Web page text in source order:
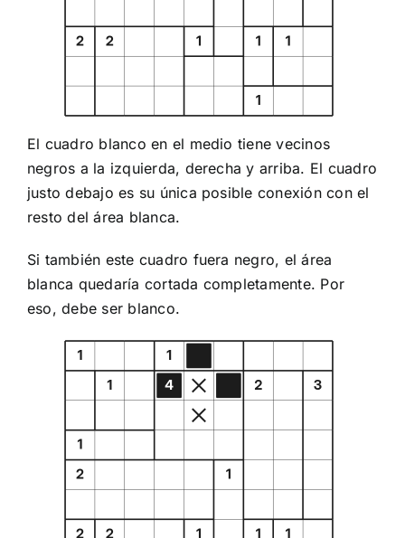
El cuadro blanco en el medio tiene vecinos
negros a la izquierda, derecha y arriba. El cuadro
justo debajo es su única posible conexión con el
resto del área blanca.
Si también este cuadro fuera negro, el área
blanca quedaría cortada completamente. Por
eso, debe ser blanco.